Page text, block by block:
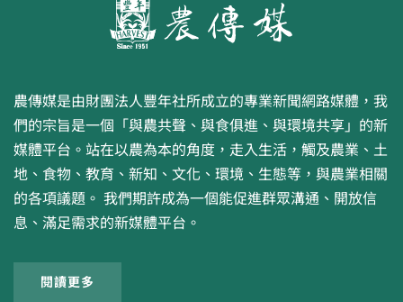
農傳媒是由財團法人豐年社所成立的專業新聞網路媒體，我
們的宗旨是一個「與農共聲、與食俱進、與環境共享」的新
媒體平台。站在以農為本的角度，走入生活，觸及農業、土
地、食物、教育、新知、文化、環境、生態等，與農業相關
的各項議題。 我們期許成為一個能促進群眾溝通、開放信
息、滿足需求的新媒體平台。
閱讀更多